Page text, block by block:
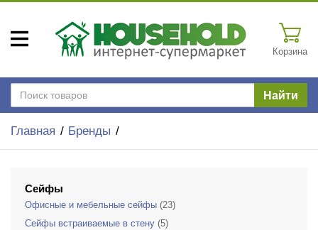
Корзина
Найти
Главная Бренды
Сейфы
Офисные и мебельные сейфы (23)
Сейфы встраиваемые в стену (5)